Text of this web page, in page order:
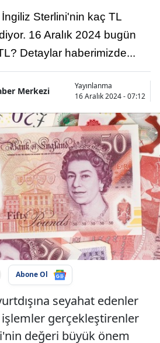
İngiliz Sterlini'nin kaç TL
16 Aralık 2024 bugün
Detaylar haberimizde...
Merkezi
Yayınlanma
16 Aralık 2024 - 07:12
Abone Ol
seyahat edenler
işlemler gerçekleştirenler
değeri büyük önem